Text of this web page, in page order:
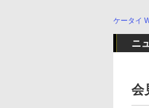
ケータイ
ニ
会